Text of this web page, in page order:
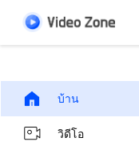
บ้าน
วิดีโอ